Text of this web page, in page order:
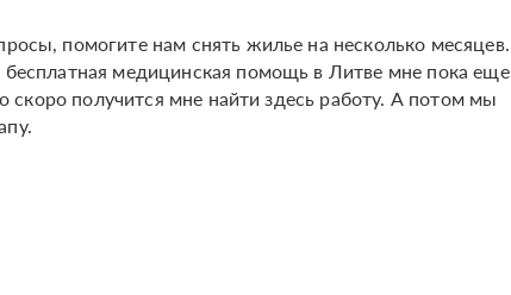
помогите нам снять жилье на несколько месяцев.
медицинская помощь в Литве мне пока еще
получится мне найти здесь работу. А потом мы